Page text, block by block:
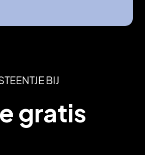
BIJ
gratis